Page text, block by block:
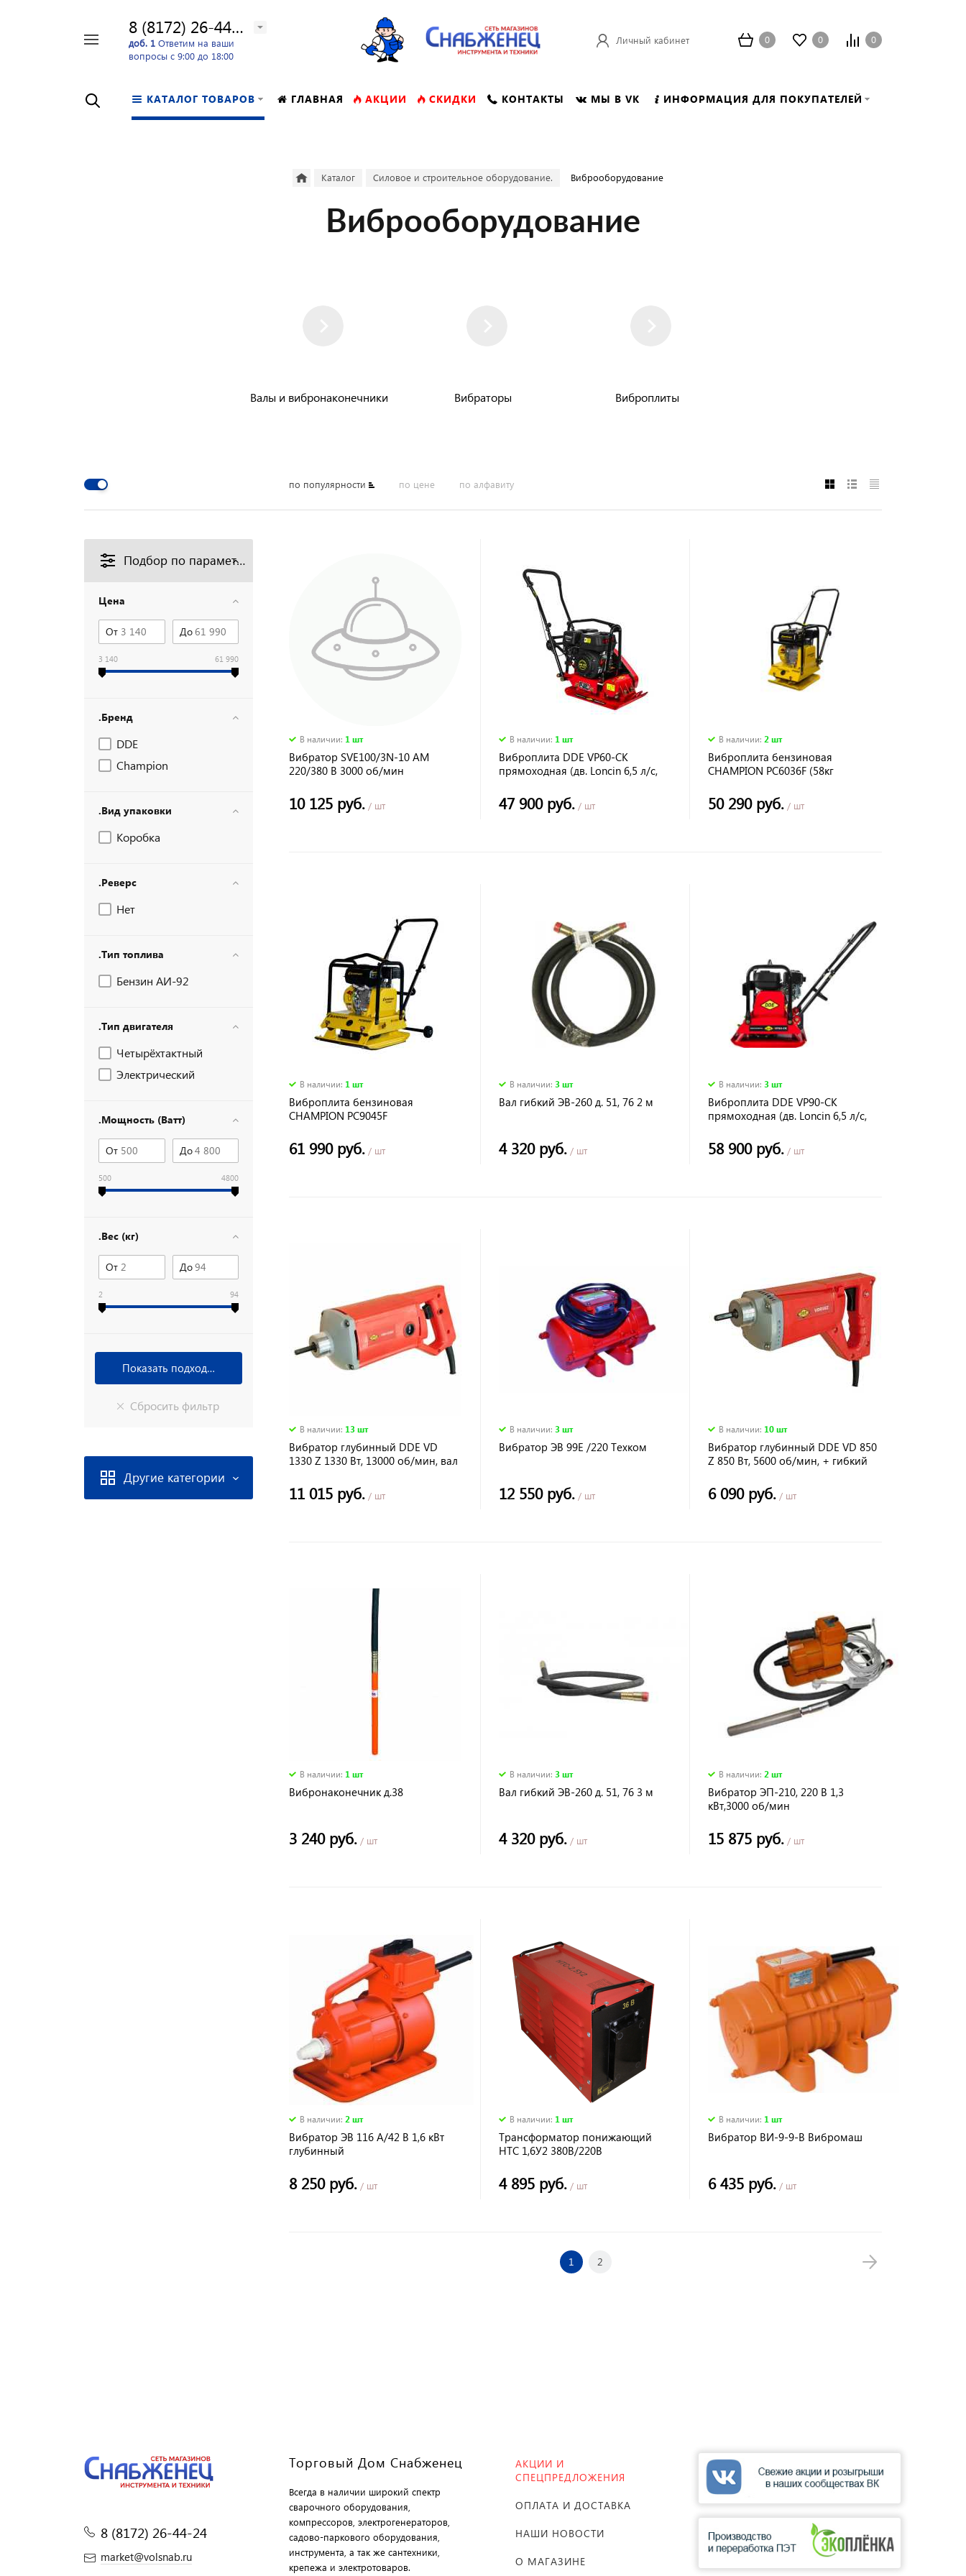
8 (8172) 26-44-24
доб. 1 Ответим на ваши
вопросы с 9:00 до 18:00
Личный кабинет 0 0 0
КАТАЛОГ ТОВАРОВ ГЛАВНАЯ АКЦИИ СКИДКИ КОНТАКТЫ МЫ В VK ИНФОРМАЦИЯ ДЛЯ ПОКУПАТЕЛЕЙ
Каталог Силовое и строительное оборудование. Виброоборудование
Виброоборудование
Валы и вибронаконечники Вибраторы Виброплиты
по популярности по цене по алфавиту
Подбор по параметрам
Цена
От До
3 140 61 990
.Бренд
DDE
Champion
.Вид упаковки
Коробка
.Реверс
Нет
.Тип топлива
Бензин АИ-92
.Тип двигателя
Четырёхтактный
Электрический
.Мощность (Ватт)
От До
500 4800
.Вес (кг)
От До
2 94
Другие категории
В наличии: 1 шт
Вибратор SVE100/3N-10 АМ
220/380 В 3000 об/мин
10 125 руб. / шт
В наличии: 1 шт
Виброплита DDE VP60-CK
прямоходная (дв. Loncin 6,5 л/с,
65кг
47 900 руб./ шт
В наличии:2 шт
Виброплита бензиновая
CHAMPION PC6036F (58кг
50 290 руб. / шт
В наличии: 1 шт
Виброплита бензиновая
CHAMPION PC9045F
колеса резин.накл)
61 990 руб. / шт
В наличии: 3 шт
Вал гибкий ЭВ-260 д. 51, 76 2 м
4 320 руб./ шт
В наличии:3 шт
Виброплита DDE VP90-CK
прямоходная (дв. Loncin 6,5 л/с,
94кг
58 900 руб. / шт
В наличии: 13 шт
Вибратор глубинный DDE VD
1330 Z 1330 Вт, 13000 об/мин, вал
11 015 руб. / шт
В наличии: 3 шт
Вибратор ЭВ 99Е /220 Техком
12 550 руб./ шт
В наличии: 10 шт
Вибратор глубинный DDE VD 850
Z 850 Вт, 5600 об/мин, + гибкий
6 090 руб. / шт
В наличии: 1 шт
Вибронаконечник д.38
3 240 руб. / шт
В наличии: 3 шт
Вал гибкий ЭВ-260 д. 51, 76 3 м
4 320 руб./ шт
В наличии:2 шт
Вибратор ЭП-210, 220 В 1,3
кВт,3000 об/мин
15 875 руб. / шт
В наличии: 2 шт
Вибратор ЭВ 116 А/42 В 1,6 кВт
глубинный
8 250 руб. / шт
В наличии: 1 шт
Трансформатор понижающий
НТС 1,6У2 380В/220В
4 895 руб./ шт
В наличии: 1 шт
Вибратор ВИ-9-9-В Вибромаш
6 435 руб. / шт
1 2
8 (8172) 26-44-24
market@volsnab.ru
Торговый Дом Снабженец
Всегда в наличии широкий спектр
сварочного оборудования,
компрессоров, электрогенераторов,
садово-паркового оборудования,
инструмента, а так же сантехники,
крепежа и электротоваров.
АКЦИИ И
СПЕЦПРЕДЛОЖЕНИЯ
ОПЛАТА И ДОСТАВКА
НАШИ НОВОСТИ
О МАГАЗИНЕ